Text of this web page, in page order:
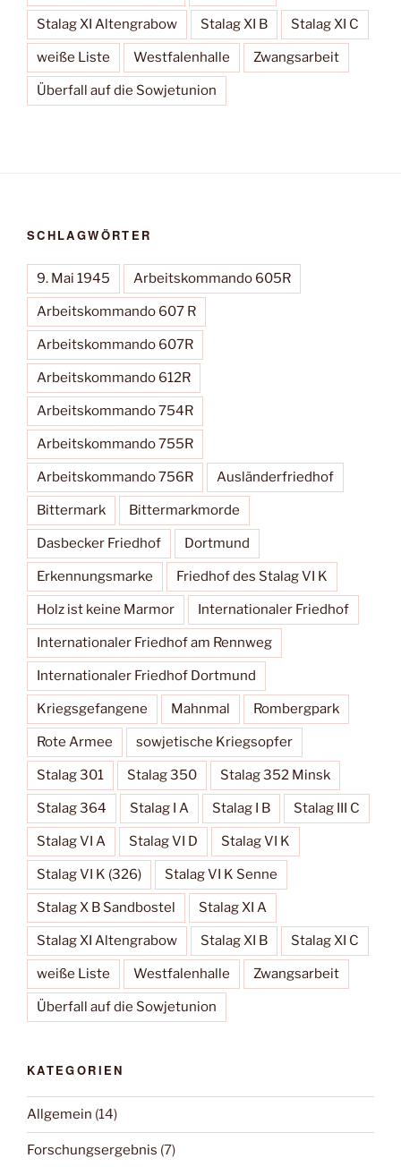
Stalag XI Altengrabow Stalag XI B Stalag XI C
weiße Liste Westfalenhalle Zwangsarbeit
Überfall auf die Sowjetunion
SCHLAGWÖRTER
9. Mai 1945 Arbeitskommando 605R
Arbeitskommando 607 R
Arbeitskommando 607R
Arbeitskommando 612R
Arbeitskommando 754R
Arbeitskommando 755R
Arbeitskommando 756R Ausländerfriedhof
Bittermark Bittermarkmorde
Dasbecker Friedhof Dortmund
Erkennungsmarke Friedhof des Stalag VI K
Holz ist keine Marmor Internationaler Friedhof
Internationaler Friedhof am Rennweg
Internationaler Friedhof Dortmund
Kriegsgefangene Mahnmal Rombergpark
Rote Armee sowjetische Kriegsopfer
Stalag 301 Stalag 350 Stalag 352 Minsk
Stalag 364 Stalag I A Stalag I B Stalag III C
Stalag VI A Stalag VI D Stalag VI K
Stalag VI K (326) Stalag VI K Senne
Stalag X B Sandbostel Stalag XI A
Stalag XI Altengrabow Stalag XI B Stalag XI C
weiße Liste Westfalenhalle Zwangsarbeit
Überfall auf die Sowjetunion
KATEGORIEN
Allgemein (14)
Forschungsergebnis (7)